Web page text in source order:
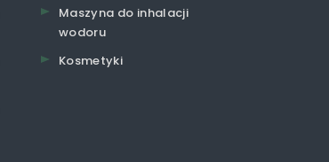
Maszyna do inhalacji
wodoru
Kosmetyki